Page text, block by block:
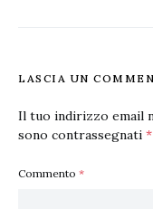
LASCIA UN
Il tuo indirizzo email
sono contrassegnati *
Commento *